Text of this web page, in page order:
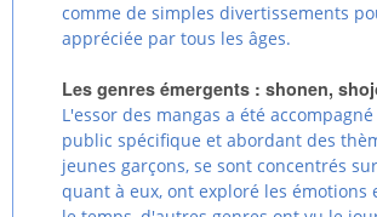
comme de simples divertissements
appréciée par tous les âges.
Les genres émergents : shonen,
L'essor des mangas a été
public spécifique et abordant des
jeunes garçons, se sont concentrés
quant à eux, ont exploré les